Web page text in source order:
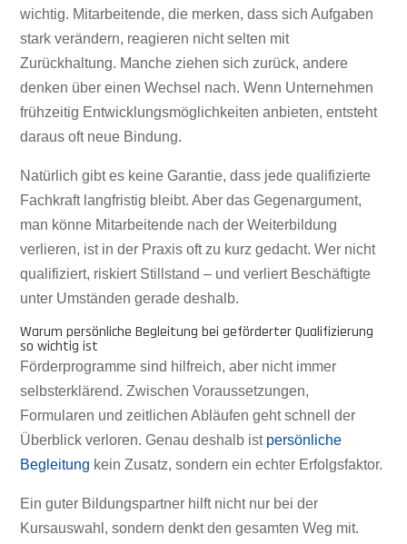
wichtig. Mitarbeitende, die merken, dass sich Aufgaben
stark verändern, reagieren nicht selten mit
Zurückhaltung. Manche ziehen sich zurück, andere
denken über einen Wechsel nach. Wenn Unternehmen
frühzeitig Entwicklungsmöglichkeiten anbieten, entsteht
daraus oft neue Bindung.
Natürlich gibt es keine Garantie, dass jede qualifizierte
Fachkraft langfristig bleibt. Aber das Gegenargument,
man könne Mitarbeitende nach der Weiterbildung
verlieren, ist in der Praxis oft zu kurz gedacht. Wer nicht
qualifiziert, riskiert Stillstand – und verliert Beschäftigte
unter Umständen gerade deshalb.
Warum persönliche Begleitung bei geförderter Qualifizierung
so wichtig ist
Förderprogramme sind hilfreich, aber nicht immer
selbsterklärend. Zwischen Voraussetzungen,
Formularen und zeitlichen Abläufen geht schnell der
Überblick verloren. Genau deshalb ist persönliche
Begleitung kein Zusatz, sondern ein echter Erfolgsfaktor.
Ein guter Bildungspartner hilft nicht nur bei der
Kursauswahl, sondern denkt den gesamten Weg mit.